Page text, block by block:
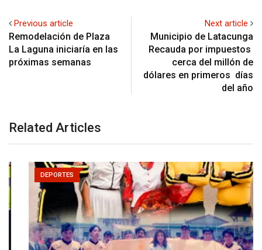
Previous article
Remodelación de Plaza
La Laguna iniciaría en las
próximas semanas
Next article
Municipio de Latacunga
Recauda por impuestos
cerca del millón de
dólares en primeros días
del año
Related Articles
DEPORTES